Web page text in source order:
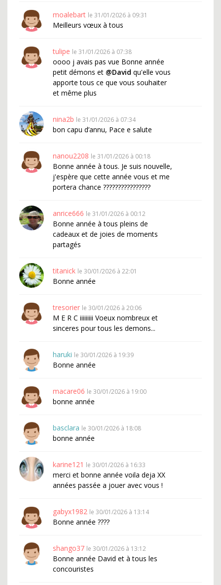
moalebart le 31/01/2026 à 09:31
Meilleurs vœux à tous
tulipe le 31/01/2026 à 07:38
oooo j avais pas vue Bonne année
petit démons et @David qu'elle vous
apporte tous ce que vous souhaiter
et même plus
nina2b le 31/01/2026 à 07:34
bon capu d’annu, Pace e salute
nanou2208 le 31/01/2026 à 00:18
Bonne année à tous. Je suis nouvelle,
j'espère que cette année vous et me
portera chance ????????????????
anrice666 le 31/01/2026 à 00:12
Bonne année à tous pleins de
cadeaux et de joies de moments
partagés
titanick le 30/01/2026 à 22:01
Bonne année
tresorier le 30/01/2026 à 20:06
M E R C iiiiiiiii Voeux nombreux et
sinceres pour tous les demons...
haruki le 30/01/2026 à 19:39
Bonne année
macare06 le 30/01/2026 à 19:00
bonne année
basclara le 30/01/2026 à 18:08
bonne année
karine121 le 30/01/2026 à 16:33
merci et bonne année voila deja XX
années passée a jouer avec vous !
gabyx1982 le 30/01/2026 à 13:14
Bonne année ????
shango37 le 30/01/2026 à 13:12
Bonne année David et à tous les
concouristes